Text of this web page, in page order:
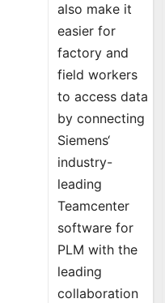
also make it
easier for
factory and
field workers
to access data
by connecting
Siemens‘
industry-
leading
Teamcenter
software for
PLM with the
leading
collaboration